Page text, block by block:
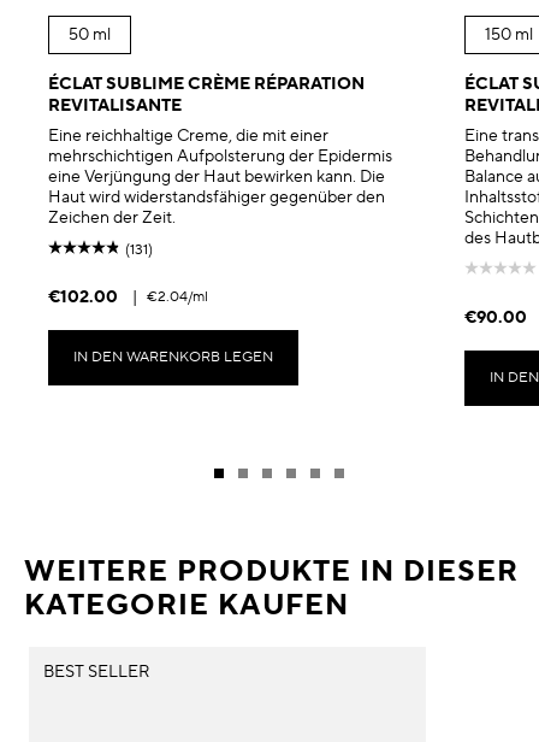
50 ml
ÉCLAT SUBLIME CRÈME RÉPARATION
REVITALISANTE
Eine reichhaltige Creme, die mit einer
mehrschichtigen Aufpolsterung der Epidermis
eine Verjüngung der Haut bewirken kann. Die
Haut wird widerstandsfähiger gegenüber den
Zeichen der Zeit.
(131)
€102.00 €2.04/ml
IN DEN WARENKORB LEGEN
150 ml
ÉCLAT
Eine
Balance
des
€90.00
IN
WEITERE PRODUKTE IN DIESER
KATEGORIE KAUFEN
BEST SELLER